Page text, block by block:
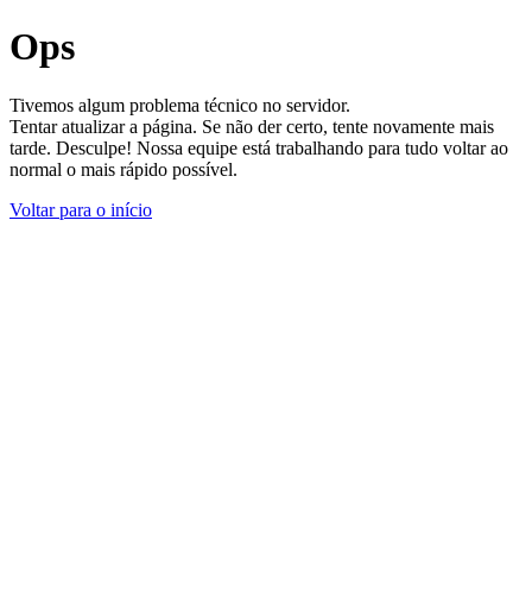
Ops
Tivemos algum problema técnico no servidor.
Tentar atualizar a página. Se não der certo, tente novamente mais
tarde. Desculpe! Nossa equipe está trabalhando para tudo voltar ao
normal o mais rápido possível.
Voltar para o início